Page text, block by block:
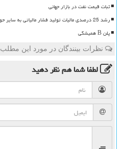
ثبات قیمت نفت در بازار جهانی
رشد 25 درصدی مالیات تولید فشار مالیاتی به سایر حوزه ها منتقل شد
پلن B همیشگی
نظرات بینندگان در مورد این مطلب
لطفا شما همنظر دهید